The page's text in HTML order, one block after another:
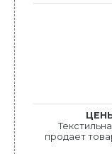
продает